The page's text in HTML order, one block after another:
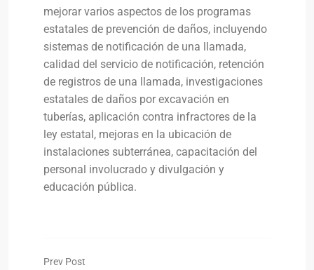
mejorar varios aspectos de los programas
estatales de prevención de daños, incluyendo
sistemas de notificación de una llamada,
calidad del servicio de notificación, retención
de registros de una llamada, investigaciones
estatales de daños por excavación en
tuberías, aplicación contra infractores de la
ley estatal, mejoras en la ubicación de
instalaciones subterránea, capacitación del
personal involucrado y divulgación y
educación pública.
Prev Post